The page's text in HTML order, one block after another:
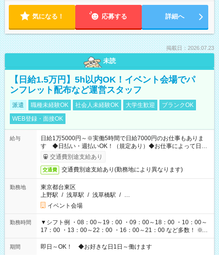
気になる！ 応募する 詳細へ
掲載日：2026.07.23
未読
【日給1.5万円】5h以内OK！イベント会場でパ
ンフレット配布など運営スタッフ
派遣 職種未経験OK 社会人未経験OK 大学生歓迎
ブランクOK
WEB登録・面接OK
給与
日給1万5000円～※実働5時間で日給7000円のお仕事もありま
す ◆日払い・週払いOK！（規定あり）◆お仕事によって日給
も異なります
交通費別途支給あり
交通費 交通費別途支給あり(勤務地により異なります)
勤務地
東京都台東区
上野駅 / 浅草駅 / 浅草橋駅 / …
イベント会場
勤務時間
▼シフト例 ・08：00～19：00 ・09：00～18：00 ・10：00～
17：00 ・13：00～22：00 ・16：00～21：00 など多数！ ※お
仕事により勤務時間が異なります
期間 即日～OK！ ◆お好きな日1日～働けます